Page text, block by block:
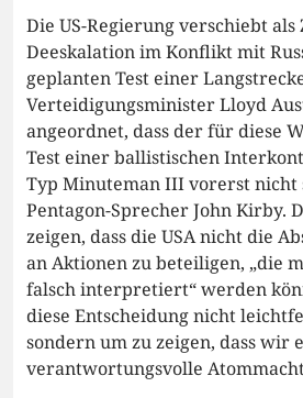
Die US-Regierung verschiebt als
Deeskalation im Konflikt mit
geplanten Test einer
Verteidigungsminister Lloyd
angeordnet, dass der für diese
Test einer ballistischen
Typ Minuteman III vorerst
Pentagon-Sprecher John Kirby.
zeigen, dass die USA nicht die
an Aktionen zu beteiligen, „die
falsch interpretiert“ werden
diese Entscheidung nicht
sondern um zu zeigen, dass wir
verantwortungsvolle